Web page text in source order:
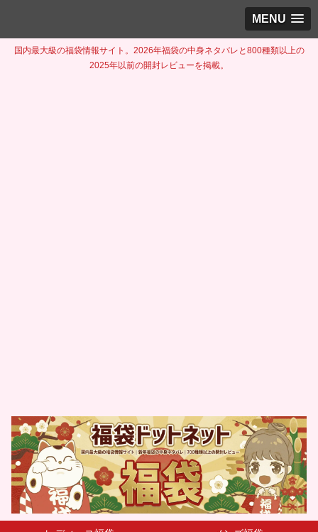
MENU
国内最大級の福袋情報サイト。2026年福袋の中身ネタバレと800種類以上の
2025年以前の開封レビューを掲載。